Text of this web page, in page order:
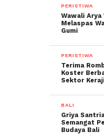
PERISTIWA
Wawali
Melaspas
Gumi
PERISTIWA
Terima
Koster
Sektor
BALI
Griya
Semangat
Budaya Bali